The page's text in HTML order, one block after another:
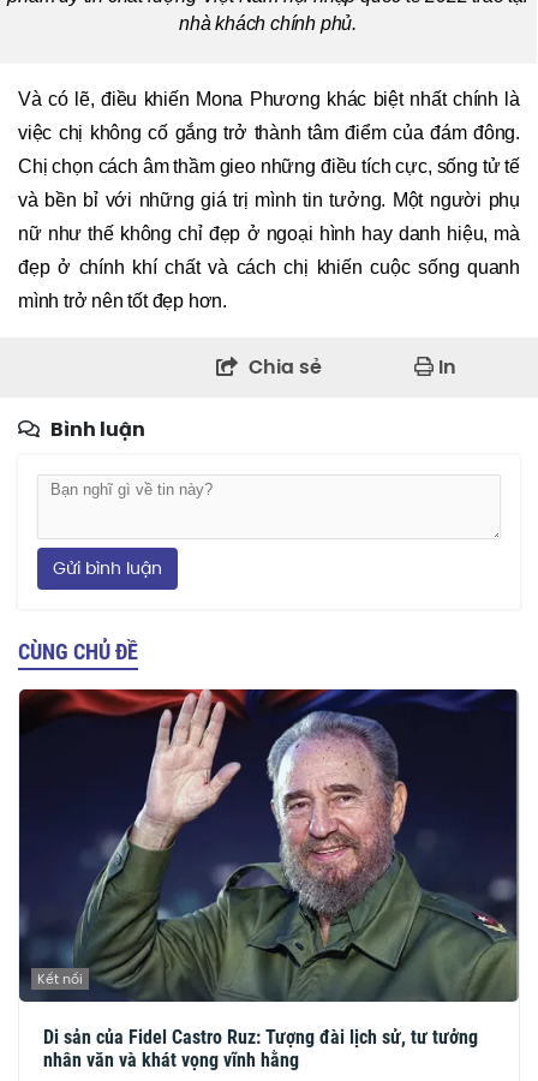
nhà khách chính phủ.
Và có lẽ, điều khiến Mona Phương khác biệt nhất chính là
việc chị không cố gắng trở thành tâm điểm của đám đông.
Chị chọn cách âm thầm gieo những điều tích cực, sống tử tế
và bền bỉ với những giá trị mình tin tưởng. Một người phụ
nữ như thế không chỉ đẹp ở ngoại hình hay danh hiệu, mà
đẹp ở chính khí chất và cách chị khiến cuộc sống quanh
mình trở nên tốt đẹp hơn.
Chia sẻ In
Bình luận
Gửi bình luận
CÙNG CHỦ ĐỀ
Kết nối
Di sản của Fidel Castro Ruz: Tượng đài lịch sử, tư tưởng
nhân văn và khát vọng vĩnh hằng